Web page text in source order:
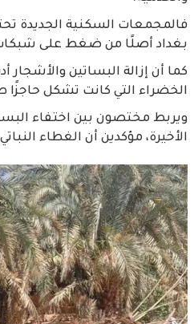
فالمجمعات السكنية الجديدة
بغداد أصلًا من ضغط على شبكات
كما أن إزالة البساتين
الخضراء التي كانت تشكل حاجزًا
ويربط مختصون بين اختفاء
الأخيرة، مؤكدين أن الغطاء